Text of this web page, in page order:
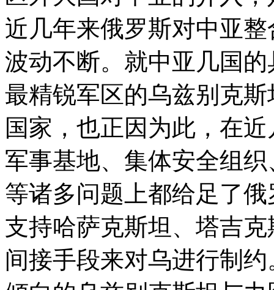
近几年来俄罗斯对中亚
波动不断。就中亚几国
最精锐军区的乌兹别克
国家，也正因为此，在
军事基地、集体安全组
等诸多问题上都给足了
支持哈萨克斯坦、塔吉
间接手段来对乌进行制